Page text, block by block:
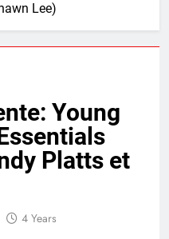
Lee)
Young
Platts et
4 Years